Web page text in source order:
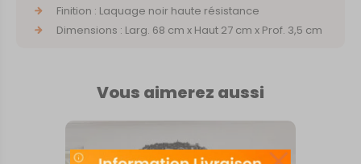
Finition : Laquage noir haute résistance
Dimensions : Larg. 68 cm x Haut 27 cm x Prof. 3,5 cm
Vous aimerez aussi